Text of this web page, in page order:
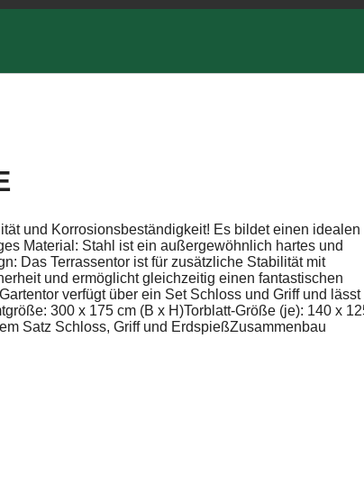
und Korrosionsbeständigkeit! Es bildet einen idealen
Material: Stahl ist ein außergewöhnlich hartes und
Das Terrassentor ist für zusätzliche Stabilität mit
und ermöglicht gleichzeitig einen fantastischen
verfügt über ein Set Schloss und Griff und lässt
300 x 175 cm (B x H)Torblatt-Größe (je): 140 x
Satz Schloss, Griff und ErdspießZusammenbau